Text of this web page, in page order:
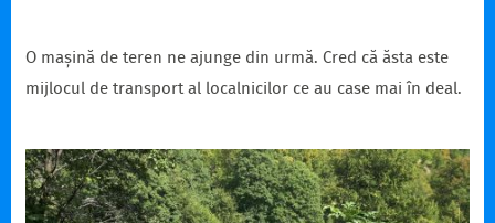
O mașină de teren ne ajunge din urmă. Cred că ăsta este
mijlocul de transport al localnicilor ce au case mai în deal.